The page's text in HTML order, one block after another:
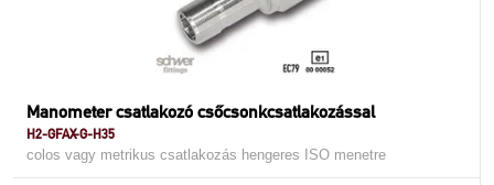
Manometer csatlakozó csőcsonkcsatlakozással
H2-GFAX-G-H35
colos vagy metrikus csatlakozás hengeres ISO menetre